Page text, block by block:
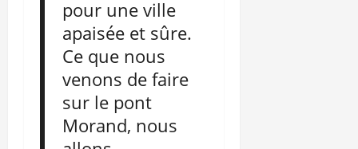
pour une ville
apaisée et sûre.
Ce que nous
venons de faire
sur le pont
Morand, nous